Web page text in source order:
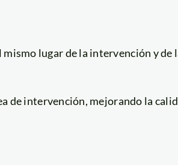
lugar de la intervención y de
de intervención, mejorando la